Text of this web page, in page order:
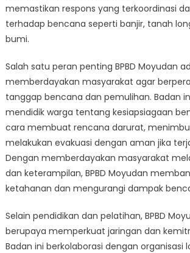
memastikan respons yang terkoordinasi
terhadap bencana seperti banjir, tanah
bumi.
Salah satu peran penting BPBD Moyudan
memberdayakan masyarakat agar
tanggap bencana dan pemulihan. Badan
mendidik warga tentang kesiapsiagaan
cara membuat rencana darurat,
melakukan evakuasi dengan aman jika
Dengan memberdayakan masyarakat
dan keterampilan, BPBD Moyudan
ketahanan dan mengurangi dampak
Selain pendidikan dan pelatihan, BPBD
berupaya memperkuat jaringan dan
Badan ini berkolaborasi dengan organisasi